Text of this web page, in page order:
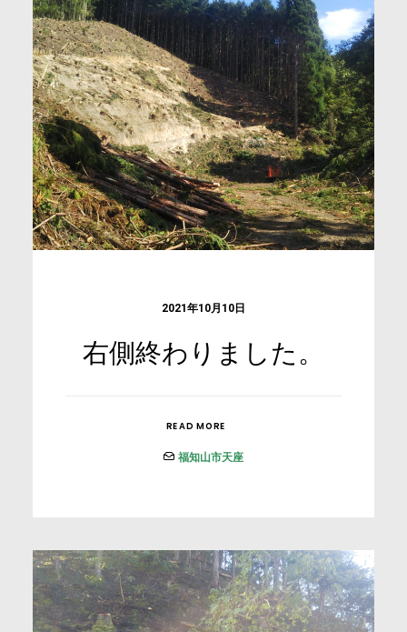
2021年10月10日
右側終わりました。
READ MORE
福知山市天座